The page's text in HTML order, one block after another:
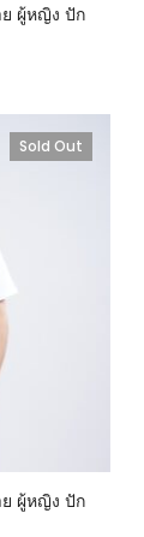
ผู้หญิง ปัก
Sold Out
ผู้หญิง ปัก